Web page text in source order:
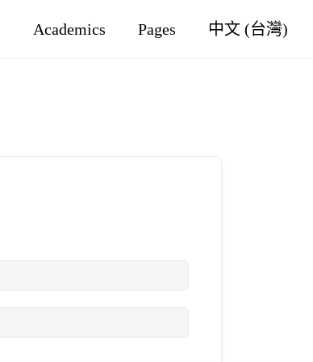
Academics Pages 中文 (台灣)